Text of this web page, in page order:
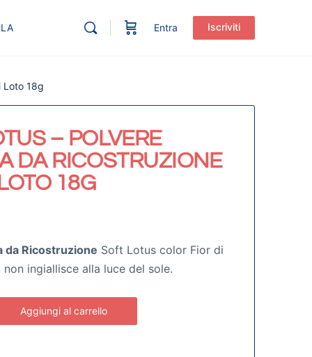
Entra Iscriviti
Loto 18g
– POLVERE
DA RICOSTRUZIONE
18G
da Ricostruzione Soft Lotus color Fior di
ingiallisce alla luce del sole.
Aggiungi al carrello